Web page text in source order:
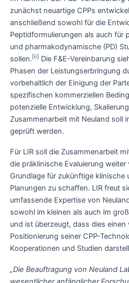
zunächst neuartige CPPs
anschließend sowohl für die
Peptidformulierungen als auch für
und pharmakodynamische (PD)
sollen.[ii] Die F&E-Vereinbarung
Phasen der Leistungserbringung
vorbehaltlich der Einigung der
spezifischen kommerziellen
potenzielle Entwicklung,
Zusammenarbeit mit Neuland soll
geprüft werden.
Für LIR soll die Zusammenarbeit
die präklinische Evaluierung
Grundlage für zukünftige klinische
Planungen zu schaffen. LIR freut
umfassende Expertise von
sowohl im kleinen als auch im
und ist überzeugt, dass dies
Positionierung seiner CPP-
Kooperationen und Studien
„Die Beauftragung von Neuland